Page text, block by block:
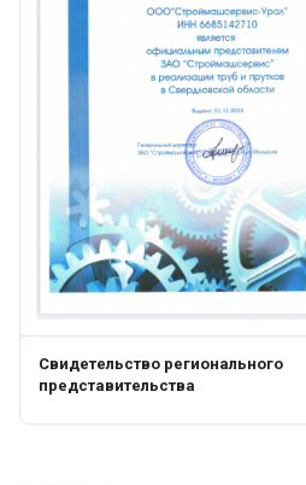
Свидетельство регионального
представительства